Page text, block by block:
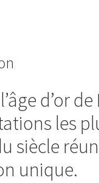
d’or
les
siècle
unique.